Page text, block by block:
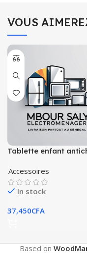
VOUS
Tablette enfant
Accessoires
In stock
37,450CFA
Based on